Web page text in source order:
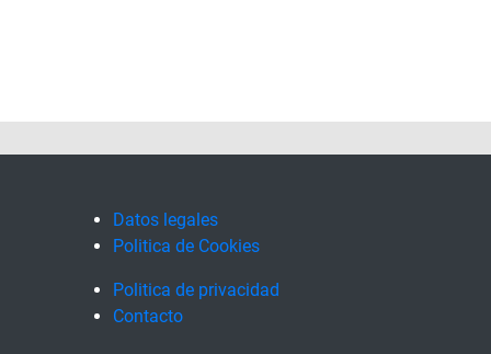
Datos legales
Politica de Cookies
Politica de privacidad
Contacto